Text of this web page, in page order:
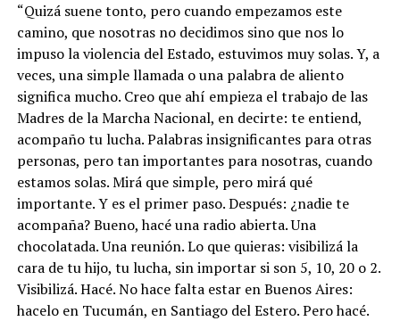
“Quizá suene tonto, pero cuando empezamos este
camino, que nosotras no decidimos sino que nos lo
impuso la violencia del Estado, estuvimos muy solas. Y, a
veces, una simple llamada o una palabra de aliento
significa mucho. Creo que ahí empieza el trabajo de las
Madres de la Marcha Nacional, en decirte: te entiend,
acompaño tu lucha. Palabras insignificantes para otras
personas, pero tan importantes para nosotras, cuando
estamos solas. Mirá que simple, pero mirá qué
importante. Y es el primer paso. Después: ¿nadie te
acompaña? Bueno, hacé una radio abierta. Una
chocolatada. Una reunión. Lo que quieras: visibilizá la
cara de tu hijo, tu lucha, sin importar si son 5, 10, 20 o 2.
Visibilizá. Hacé. No hace falta estar en Buenos Aires:
hacelo en Tucumán, en Santiago del Estero. Pero hacé.